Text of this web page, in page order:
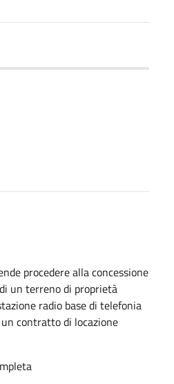
procedere alla concessione
un terreno di proprietà
radio base di telefonia
contratto di locazione